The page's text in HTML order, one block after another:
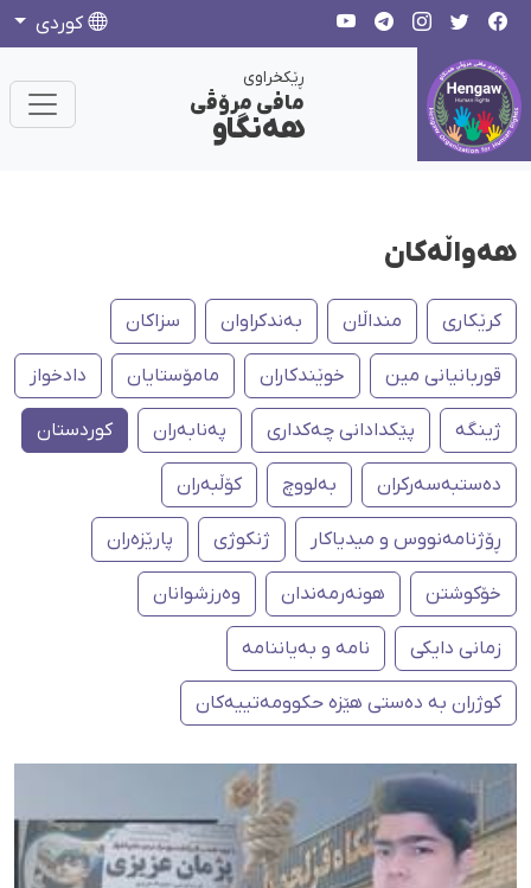
كوردی
ڕێکخراوی
مافی مرۆڤی
هەنگاو
هەواڵەکان
کرێکاری منداڵان بەندکراوان سزاکان
قوربانیانی مین خوێندکاران مامۆستایان دادخواز
ژینگە پێکدادانی چەکداری پەنابەران کوردستان
دەستبەسەرکران بەلووچ كۆڵبەران
ڕۆژنامەنووس و میدیاکار ژنکوژی پارێزەران
خۆکوشتن هونەرمەندان وەرزشوانان
زمانی دایکی نامە و بەیاننامە
کوژران بە دەستی هێزە حکوومەتییەکان